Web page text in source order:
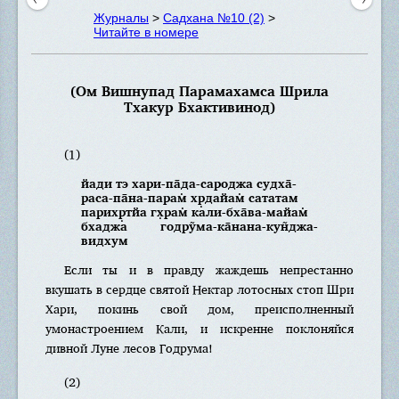
Журналы > Садхана №10 (2) >
Читайте в номере
(Ом Вишнупад Парамахамса Шрила
Тхакур Бхактивинод)
(1)
йади тэ хари-па̄да-сароджа судха̄-
раса-па̄на-парам̇ хр̣дайам̇ сататам
парихр̣тйа гх̣рам̇ кали-бха̄ва-майам̇
бхаджа годру̃ма-ка̄нана-кун̃джа-
видхум
Если ты и в правду жаждешь непрестанно
вкушать в сердце святой Нектар лотосных стоп Шри
Хари, покинь свой дом, преисполненный
умонастроением Кали, и искренне поклоняйся
дивной Луне лесов Годрума!
(2)